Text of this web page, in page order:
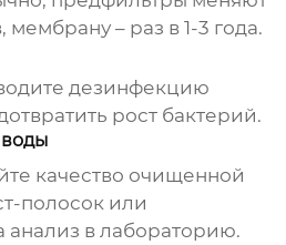
– раз в 1-3 года.
дезинфекцию
рост бактерий.
воды
качество очищенной
полосок или
анализ в лабораторию.